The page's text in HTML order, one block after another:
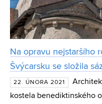
Na opravu nejstaršího
Švýcarsku se složila
22. ÚNORA 2021
kostela benediktinského